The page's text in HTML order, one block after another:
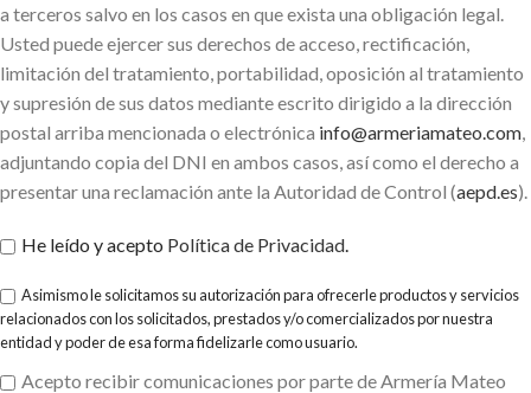
a terceros salvo en los casos en que exista una obligación legal.
Usted puede ejercer sus derechos de acceso, rectificación,
limitación del tratamiento, portabilidad, oposición al tratamiento
y supresión de sus datos mediante escrito dirigido a la dirección
postal arriba mencionada o electrónica info@armeriamateo.com
adjuntando copia del DNI en ambos casos, así como el derecho a
presentar una reclamación ante la Autoridad de Control (aepd.es).
He leído y acepto Política de Privacidad
Asimismo le solicitamos su autorización para ofrecerle productos y servicios
relacionados con los solicitados, prestados y/o comercializados por nuestra
entidad y poder de esa forma fidelizarle como usuario.
Acepto recibir comunicaciones por parte de Armería Mateo